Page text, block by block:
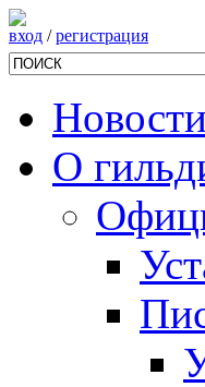
вход /регистрация
Новости
О